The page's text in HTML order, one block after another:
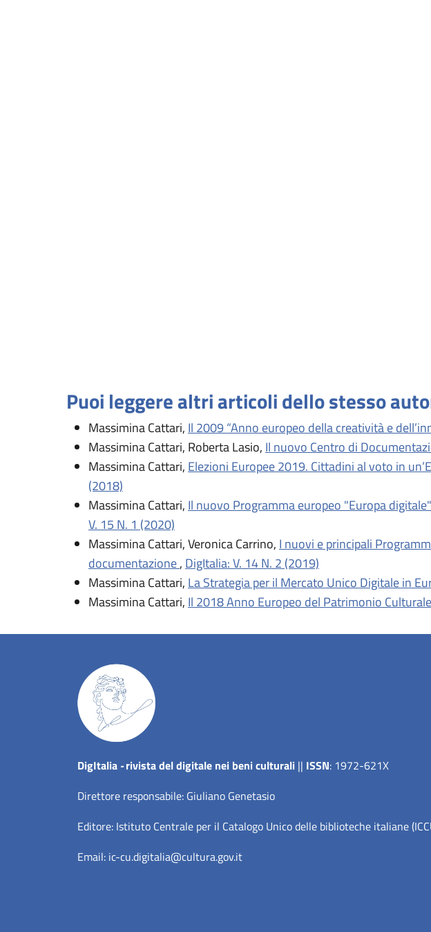
Puoi leggere altri articoli dello stesso
Massimina Cattari, Il 2009 “Anno europeo della creatività e
Massimina Cattari, Roberta Lasio, Il nuovo Centro di
Massimina Cattari, Elezioni Europee 2019. Cittadini al voto in
(2018)
Massimina Cattari, Il nuovo Programma europeo "Europa
V. 15 N. 1 (2020)
Massimina Cattari, Veronica Carrino, I nuovi e principali
documentazione, DigItalia: V. 14 N. 2 (2019)
Massimina Cattari, La Strategia per il Mercato Unico Digitale in
Massimina Cattari, Il 2018 Anno Europeo del Patrimonio Culturale
DigItalia -rivista del digitale nei beni culturali || ISSN: 1972-621X
Direttore responsabile: Giuliano Genetasio
Editore: Istituto Centrale per il Catalogo Unico delle biblioteche italiane
Email: ic-cu.digitalia@cultura.gov.it